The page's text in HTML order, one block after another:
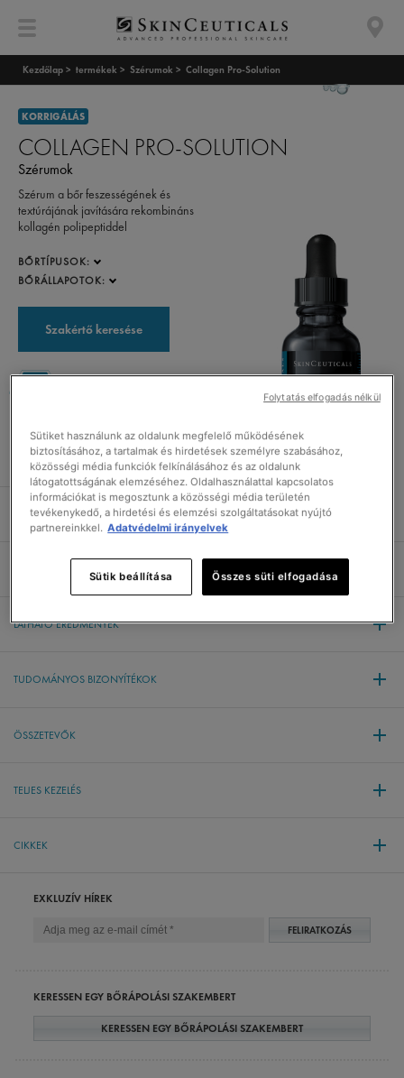
Kezdőlap > termékek > Szérumok > Collagen Pro-Solution
KORRIGÁLÁS
COLLAGEN PRO-SOLUTION
Szérumok
Szérum a bőr feszességének és
textúrájának javítására rekombináns
kollagén polipeptiddel
BŐRTÍPUSOK:
BŐRÁLLAPOTOK:
Szakértő keresése
A TERMÉK ADATAI
HASZNÁLATA ÉS BIZTONSÁGI ÁLLÍTÁS
LÁTHATÓ EREDMÉNYEK
TUDOMÁNYOS BIZONYÍTÉKOK
ÖSSZETEVŐK
TELJES KEZELÉS
CIKKEK
EXKLUZÍV HÍREK
FELIRATKOZÁS
KERESSEN EGY BŐRÁPOLÁSI SZAKEMBERT
KERESSEN EGY BŐRÁPOLÁSI SZAKEMBERT
Sütiket használunk az oldalunk megfelelő működésének
biztosításához, a tartalmak és hirdetések személyre szabásához,
közösségi média funkciók felkínálásához és az oldalunk
látogatottságának elemzéséhez. Oldalhasználattal kapcsolatos
információkat is megosztunk a közösségi média területén
tevékenykedő, a hirdetési és elemzési szolgáltatásokat nyújtó
partnereinkkel. Adatvédelmi irányelvek
Sütik beállítása Összes süti elfogadása
Folytatás elfogadás nélkül